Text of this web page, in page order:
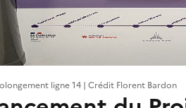
ligne 14 | Crédit Florent Bardon